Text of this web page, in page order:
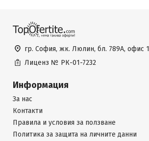
гр. София, жк. Люлин, бл. 789А, офис 1
Лиценз № РК-01-7232
Информация
За нас
Контакти
Правила и условия за ползване
Политика за защита на личните данни